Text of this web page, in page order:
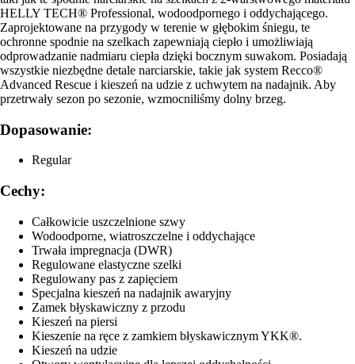
HELLY TECH® Professional, wodoodpornego i oddychającego.
Zaprojektowane na przygody w terenie w głębokim śniegu, te
ochronne spodnie na szelkach zapewniają ciepło i umożliwiają
odprowadzanie nadmiaru ciepła dzięki bocznym suwakom. Posiadają
wszystkie niezbędne detale narciarskie, takie jak system Recco®
Advanced Rescue i kieszeń na udzie z uchwytem na nadajnik. Aby
przetrwały sezon po sezonie, wzmocniliśmy dolny brzeg.
Dopasowanie:
Regular
Cechy:
Całkowicie uszczelnione szwy
Wodoodporne, wiatroszczelne i oddychające
Trwała impregnacja (DWR)
Regulowane elastyczne szelki
Regulowany pas z zapięciem
Specjalna kieszeń na nadajnik awaryjny
Zamek błyskawiczny z przodu
Kieszeń na piersi
Kieszenie na ręce z zamkiem błyskawicznym YKK®.
Kieszeń na udzie